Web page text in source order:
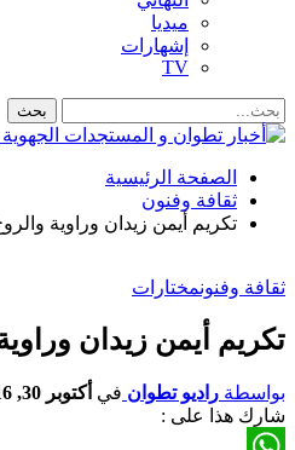
ميديا
إشهارات
TV
الصفحة الرئيسية
ثقافة وفنون
تكريم أيمن زيدان وراوية
ثقافة وفنونمختارات
تكريم أيمن زيدان
بواسطة راديو تطوان في أكتوبر 30, 2016
شارك هذا على :